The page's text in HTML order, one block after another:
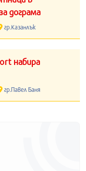
дограма
гр.Казанлък
набира
гр.Павел Баня